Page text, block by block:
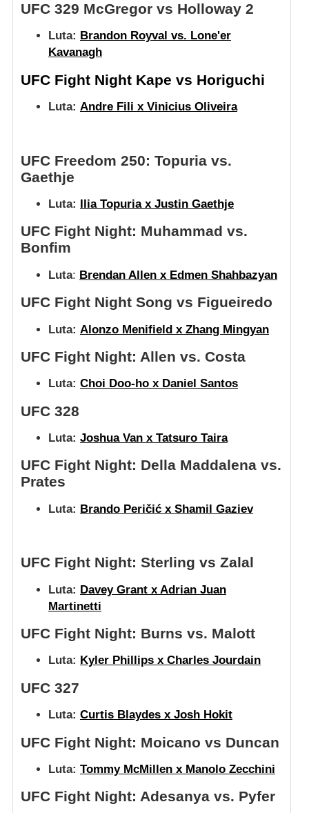
UFC 329 McGregor vs Holloway 2
Luta: Brandon Royval vs. Lone'er
Kavanagh
UFC Fight Night Kape vs Horiguchi
Luta: Andre Fili x Vinicius Oliveira
UFC Freedom 250: Topuria vs.
Gaethje
Luta: Ilia Topuria x Justin Gaethje
UFC Fight Night: Muhammad vs.
Bonfim
Luta: Brendan Allen x Edmen Shahbazyan
UFC Fight Night Song vs Figueiredo
Luta: Alonzo Menifield x Zhang Mingyan
UFC Fight Night: Allen vs. Costa
Luta: Choi Doo-ho x Daniel Santos
UFC 328
Luta: Joshua Van x Tatsuro Taira
UFC Fight Night: Della Maddalena vs.
Prates
Luta: Brando Peričić x Shamil Gaziev
UFC Fight Night: Sterling vs Zalal
Luta: Davey Grant x Adrian Juan
Martinetti
UFC Fight Night: Burns vs. Malott
Luta: Kyler Phillips x Charles Jourdain
UFC 327
Luta: Curtis Blaydes x Josh Hokit
UFC Fight Night: Moicano vs Duncan
Luta: Tommy McMillen x Manolo Zecchini
UFC Fight Night: Adesanya vs. Pyfer